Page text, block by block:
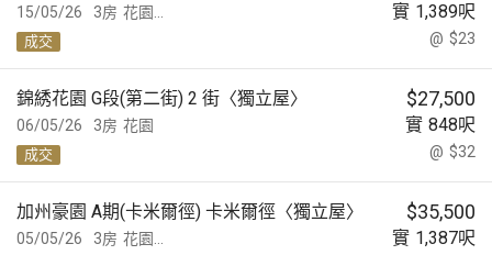
15/05/26 花園... 實 1,389呎
3房
@ $23
成交
06/05/26
錦綉花園 G段(第二街) 2 街〈獨立屋〉 $27,500
花園 實 848呎
3房
@ $32
成交
05/05/26
加州豪園 A期(卡米爾徑) 卡米爾徑〈獨立屋〉 $35,500
花園... 實 1,387呎
3房